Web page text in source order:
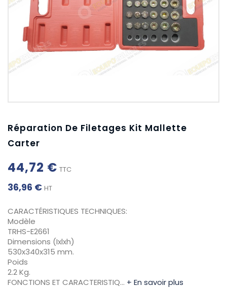
Réparation De Filetages Kit Mallette
Carter
44,72 € TTC
36,96 € HT
CARACTÉRISTIQUES TECHNIQUES:
Modèle
TRHS-E2661
Dimensions (Ixlxh)
530x340x315 mm.
Poids
2.2 Kg.
FONCTIONS ET CARACTERISTIQ… + En savoir plus